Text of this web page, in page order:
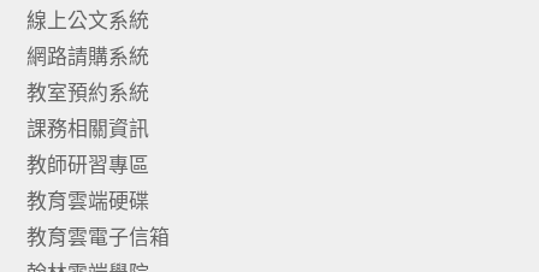
線上公文系統
網路請購系統
教室預約系統
課務相關資訊
教師研習專區
教育雲端硬碟
教育雲電子信箱